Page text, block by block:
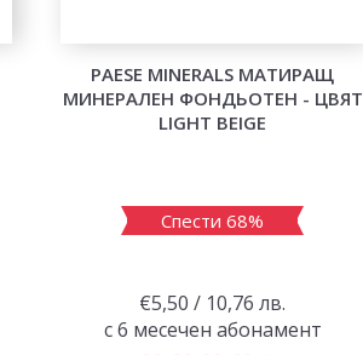
PAESE MINERALS МАТИРАЩ
МИНЕРАЛЕН ФОНДЬОТЕН - ЦВЯТ
LIGHT BEIGE
Спести 68%
€5,50 / 10,76 лв.
с 6 месечен абонамент